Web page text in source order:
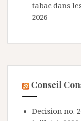
tabac dans
2026
Conseil
Decision no.